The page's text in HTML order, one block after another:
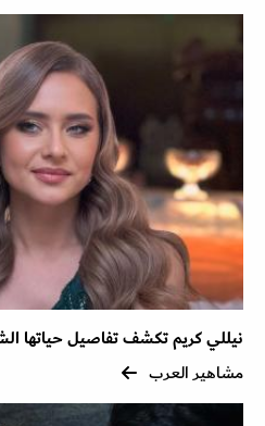
نيللي كريم تكشف تفاصيل حياتها
مشاهير العرب